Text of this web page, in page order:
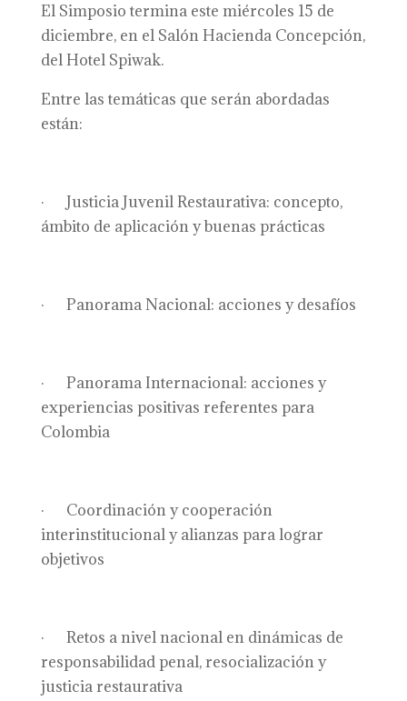
El Simposio termina este miércoles 15 de
diciembre, en el Salón Hacienda Concepción,
del Hotel Spiwak.
Entre las temáticas que serán abordadas
están:
· Justicia Juvenil Restaurativa: concepto,
ámbito de aplicación y buenas prácticas
· Panorama Nacional: acciones y desafíos
· Panorama Internacional: acciones y
experiencias positivas referentes para
Colombia
· Coordinación y cooperación
interinstitucional y alianzas para lograr
objetivos
· Retos a nivel nacional en dinámicas de
responsabilidad penal, resocialización y
justicia restaurativa